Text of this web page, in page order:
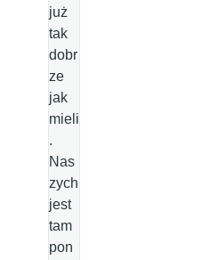
już
tak
dobr
ze
jak
mieli
.
Nas
zych
jest
tam
pon